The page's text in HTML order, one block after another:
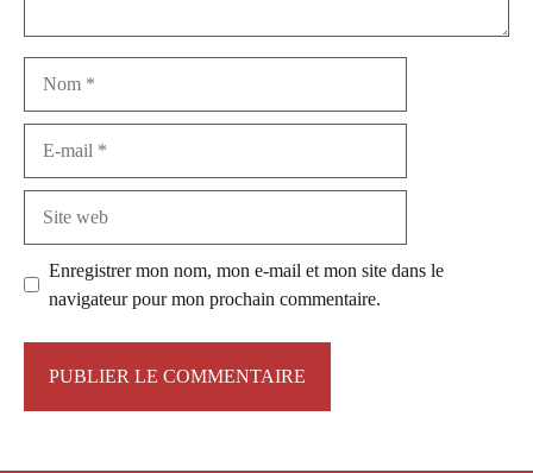
Enregistrer mon nom, mon e-mail et mon site dans le
navigateur pour mon prochain commentaire.